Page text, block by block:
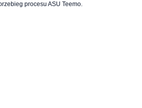
procesu ASU Teemo.